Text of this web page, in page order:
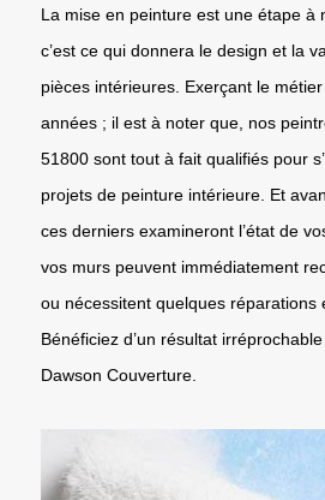
La mise en peinture est une étape à
c’est ce qui donnera le design et la
pièces intérieures. Exerçant le
années ; il est à noter que, nos
51800 sont tout à fait qualifiés pour
projets de peinture intérieure. Et
ces derniers examineront l’état de
vos murs peuvent immédiatement
ou nécessitent quelques réparations
Bénéficiez d’un résultat
Dawson Couverture.